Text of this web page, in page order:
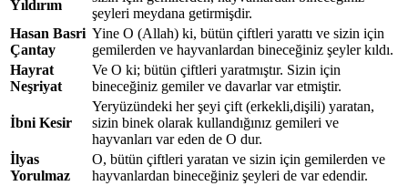
Yıldırım
şeyleri meydana getirmişdir.
Hasan Basri
Çantay
Yine O (Allah) ki, bütün çiftleri yarattı ve sizin için
gemilerden ve hayvanlardan bineceğiniz şeyler kıldı.
Hayrat
Neşriyat
Ve O ki; bütün çiftleri yaratmıştır. Sizin için
bineceğiniz gemiler ve davarlar var etmiştir.
İbni Kesir
Yeryüzündeki her şeyi çift (erkekli,dişili) yaratan,
sizin binek olarak kullandığınız gemileri ve
hayvanları var eden de O dur.
İlyas
Yorulmaz
O, bütün çiftleri yaratan ve sizin için gemilerden ve
hayvanlardan bineceğiniz şeyleri de var edendir.